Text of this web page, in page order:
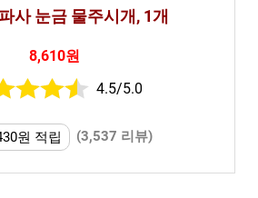
사 눈금 물주시개, 1개
8,610원
4.5/5.0
원 적립 (3,537 리뷰)